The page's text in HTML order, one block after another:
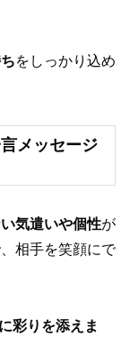
をしっかり込め
メッセージ
気遣いや個性が
相手を笑顔にで
彩りを添えま